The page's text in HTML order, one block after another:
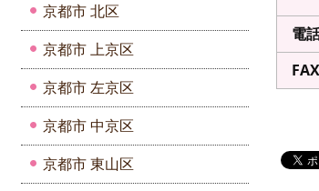
電
京都市 北区
京都市 上京区
京都市 左京区
京都市 中京区
京都市 東山区